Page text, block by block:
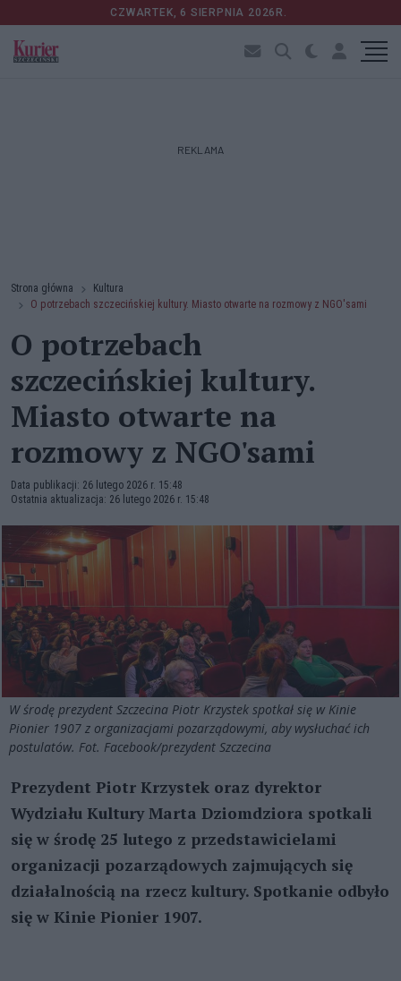
CZWARTEK, 6 SIERPNIA 2026R.
REKLAMA
Strona główna
Kultura
O potrzebach szczecińskiej kultury. Miasto otwarte na rozmowy z NGO'sami
O potrzebach
szczecińskiej kultury.
Miasto otwarte na
rozmowy z NGO'sami
Data publikacji: 26 lutego 2026 r. 15:48
Ostatnia aktualizacja: 26 lutego 2026 r. 15:48
W środę prezydent Szczecina Piotr Krzystek spotkał się w Kinie
Pionier 1907 z organizacjami pozarządowymi, aby wysłuchać ich
postulatów. Fot. Facebook/prezydent Szczecina
Prezydent Piotr Krzystek oraz dyrektor
Wydziału Kultury Marta Dziomdziora spotkali
się w środę 25 lutego z przedstawicielami
organizacji pozarządowych zajmujących się
działalnością na rzecz kultury. Spotkanie odbyło
się w Kinie Pionier 1907.